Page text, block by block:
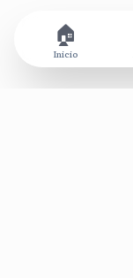
🏠
Inicio